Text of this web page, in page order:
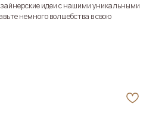
идеи с нашими уникальными
немного волшебства в свою